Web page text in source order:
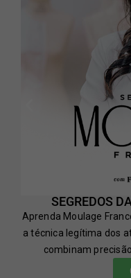
SEGREDOS
Aprenda Moulage
a técnica legítima dos
combinam